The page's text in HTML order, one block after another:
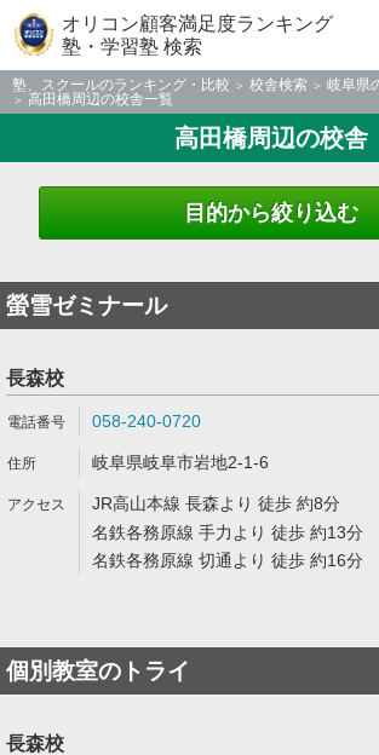
オリコン顧客満足度ランキング
塾・学習塾 検索
塾、スクールのランキング・比較 校舎検索
岐阜県
高田橋周辺の校舎一覧
高田橋周辺の校舎
目的から絞り込む
螢雪ゼミナール
長森校
058-240-0720
岐阜県岐阜市岩地2-1-6
JR高山本線 長森より 徒歩 約8分
名鉄各務原線 手力より 徒歩 約13分
名鉄各務原線 切通より 徒歩 約16分
個別教室のトライ
長森校